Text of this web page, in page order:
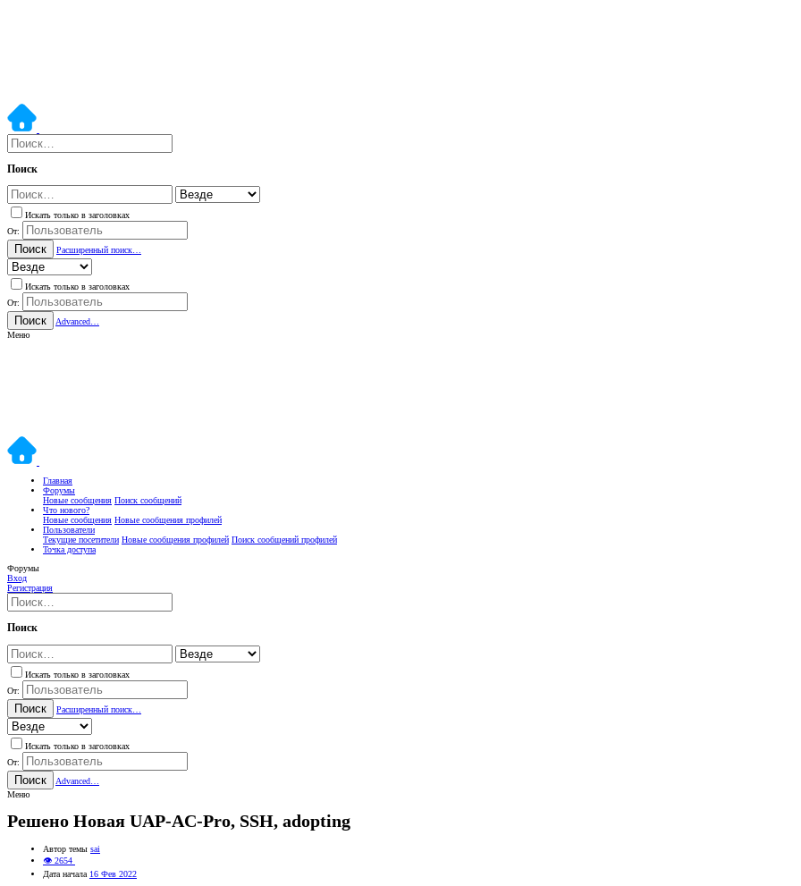
Поиск
Искать только в заголовках
От:
Поиск Расширенный поиск…
Искать только в заголовках
От:
Поиск
Advanced…
Меню
Главная
Форумы
Новые сообщения Поиск сообщений
Что нового?
Новые сообщения Новые сообщения профилей
Пользователи
Текущие посетители Новые сообщения профилей Поиск сообщений профилей
Точка доступа
Форумы
Вход
Регистрация
Поиск
Искать только в заголовках
От:
Поиск Расширенный поиск…
Искать только в заголовках
От:
Поиск
Advanced…
Меню
Решено Новая UAP-AC-Pro, SSH, adopting
Автор темы sai
👁 2654
Дата начала 16 Фев 2022